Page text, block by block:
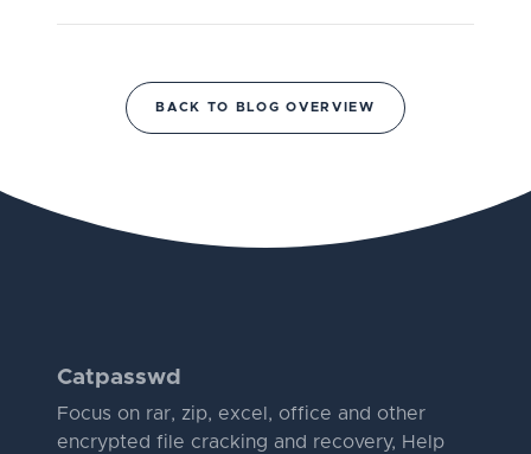
BACK TO BLOG OVERVIEW
Catpasswd
Focus on rar, zip, excel, office and other
encrypted file cracking and recovery, Help